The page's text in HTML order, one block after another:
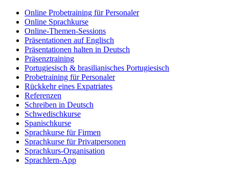
Online Probetraining für Personaler
Online Sprachkurse
Online-Themen-Sessions
Präsentationen auf Englisch
Präsentationen halten in Deutsch
Präsenztraining
Portugiesisch & brasilianisches Portugiesisch
Probetraining für Personaler
Rückkehr eines Expatriates
Referenzen
Schreiben in Deutsch
Schwedischkurse
Spanischkurse
Sprachkurse für Firmen
Sprachkurse für Privatpersonen
Sprachkurs-Organisation
Sprachlern-App